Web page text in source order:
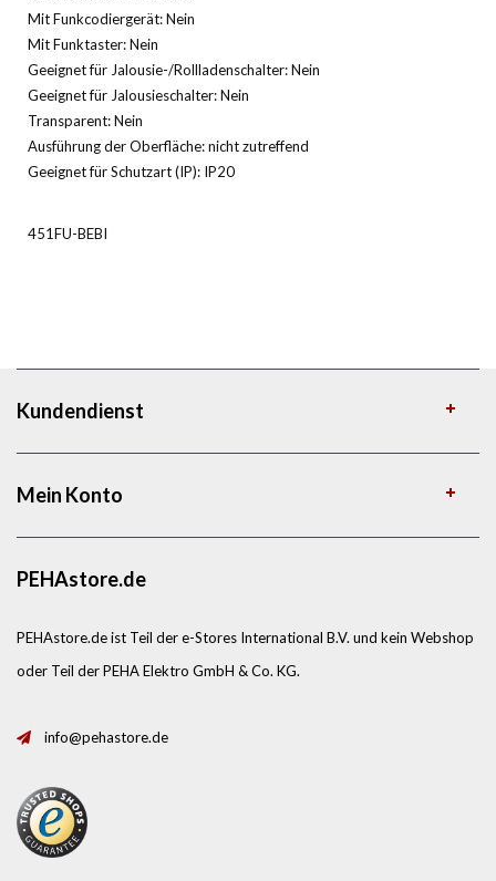
Mit Funkcodiergerät: Nein
Mit Funktaster: Nein
Geeignet für Jalousie-/Rollladenschalter: Nein
Geeignet für Jalousieschalter: Nein
Transparent: Nein
Ausführung der Oberfläche: nicht zutreffend
Geeignet für Schutzart (IP): IP20
451FU-BEBI
Kundendienst
Mein Konto
PEHAstore.de
PEHAstore.de ist Teil der e-Stores International B.V. und kein Webshop
oder Teil der PEHA Elektro GmbH & Co. KG.
info@pehastore.de